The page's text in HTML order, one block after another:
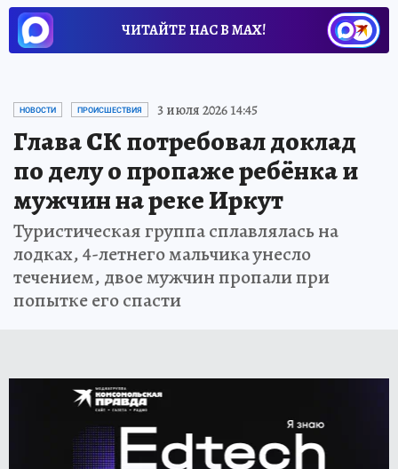
ЧИТАЙТЕ НАС В МАХ!
НОВОСТИ ПРОИСШЕСТВИЯ 3 июля 2026 14:45
Глава СК потребовал доклад
по делу о пропаже ребёнка и
мужчин на реке Иркут
Туристическая группа сплавлялась на
лодках, 4-летнего мальчика унесло
течением, двое мужчин пропали при
попытке его спасти